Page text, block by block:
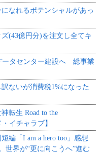
なれるポテンシャルがあっ
(43億円分)を注文し全てキ
ータセンター建設へ 総事業
ないが消費税1%になった
転生 Road to the
イチャラブ】
編「I am a hero too」感想
世界が“更に向こうへ”進む